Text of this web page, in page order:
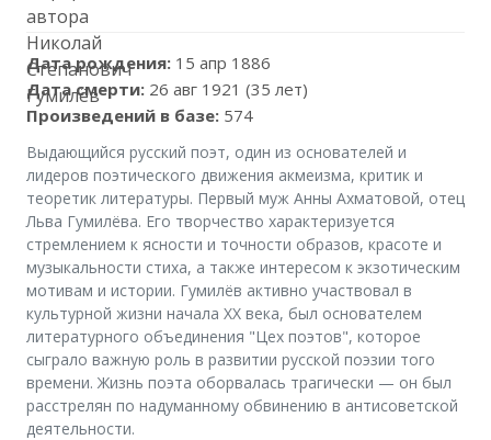
Дата рождения: 15 апр 1886
Дата смерти: 26 авг 1921 (35 лет)
Произведений в базе: 574
Выдающийся русский поэт, один из основателей и
лидеров поэтического движения акмеизма, критик и
теоретик литературы. Первый муж Анны Ахматовой, отец
Льва Гумилёва. Его творчество характеризуется
стремлением к ясности и точности образов, красоте и
музыкальности стиха, а также интересом к экзотическим
мотивам и истории. Гумилёв активно участвовал в
культурной жизни начала XX века, был основателем
литературного объединения "Цех поэтов", которое
сыграло важную роль в развитии русской поэзии того
времени. Жизнь поэта оборвалась трагически — он был
расстрелян по надуманному обвинению в антисоветской
деятельности.